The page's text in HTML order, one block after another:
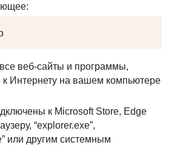
веб-сайты и программы,
Интернету на вашем компьютере
к Microsoft Store, Edge
“explorer.exe”,
или другим системным